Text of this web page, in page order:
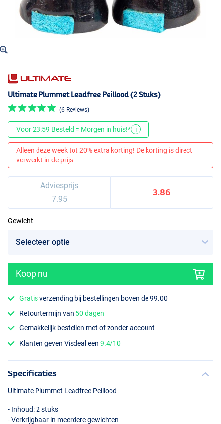
Ultimate Plummet Leadfree Peillood (2 Stuks)
(6 Reviews)
Voor 23:59 Besteld = Morgen in huis!* i
Alleen deze week tot 20% extra korting! De korting is direct
verwerkt in de prijs.
Adviesprijs
7.95
3.86
Gewicht
Koop nu
Gratisverzending bij bestellingen boven de 99.00
Retourtermijn van 50 dagen
Gemakkelijk bestellen met of zonder account
Klanten geven Visdeal een9.4/10
Specificaties
Ultimate Plummet Leadfree Peillood
- Inhoud: 2 stuks
- Verkrijgbaar in meerdere gewichten